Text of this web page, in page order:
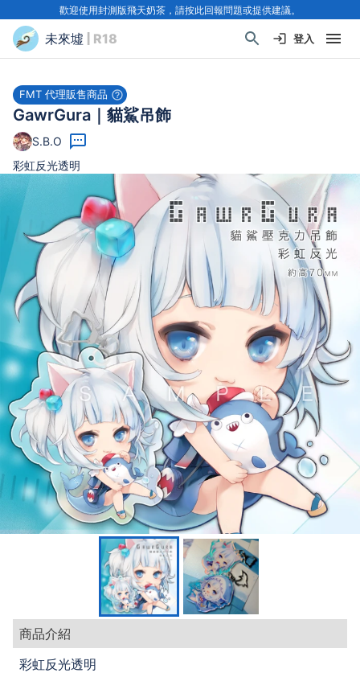
歡迎使用封測版飛天奶茶，請按此回報問題或提供建議。
未來墟 | R18 登入
FMT 代理販售商品
GawrGura｜貓鯊吊飾
S.B.O
彩虹反光透明
商品介紹
彩虹反光透明